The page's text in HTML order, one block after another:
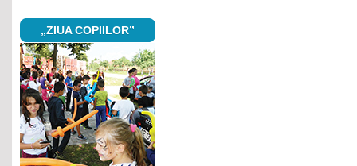
„ZIUA COPIILOR”